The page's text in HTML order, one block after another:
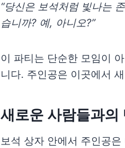
“당신은 보석처럼 빛나는
습니까? 예, 아니오?”
이 파티는 단순한 모임이
니다. 주인공은 이곳에서
새로운 사람들과의
보석 상자 안에서 주인공